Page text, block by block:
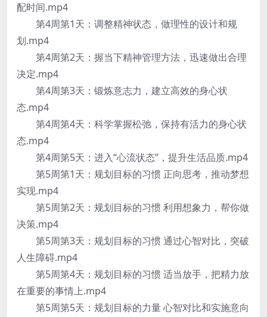
配时间.mp4
第4周第1天：调整精神状态，做理性的设计和规
划.mp4
第4周第2天：握当下精神管理方法，迅速做出合理
决定.mp4
第4周第3天：锻炼意志力，建立高效的身心状
态.mp4
第4周第4天：科学掌握松弛，保持有活力的身心状
态.mp4
第4周第5天：进入“心流状态”，提升生活品质.mp4
第5周第1天：规划目标的习惯 正向思考，推动梦想
实现.mp4
第5周第2天：规划目标的习惯 利用想象力，帮你做
决策.mp4
第5周第3天：规划目标的习惯 通过心智对比，突破
人生障碍.mp4
第5周第4天：规划目标的习惯 适当放手，把精力放
在重要的事情上.mp4
第5周第5天：规划目标的力量 心智对比和实施意向